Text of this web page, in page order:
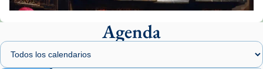
📸 J. Merino
Agenda